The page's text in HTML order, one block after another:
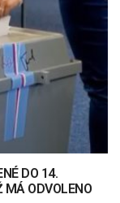
DO 14.
MÁ ODVOLENO